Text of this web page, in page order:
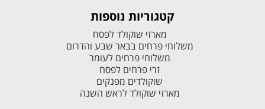
קטגוריות נוספות
מארזי שוקולד לפסח
משלוחי פרחים בבאר שבע והדרום
משלוחי פרחים לעומר
זרי פרחים לפסח
שוקולדים מפנקים
מארזי שוקולד לראש השנה